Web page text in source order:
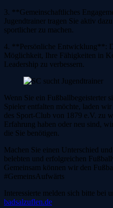
3. **Gemeinschaftliches
Jugendtrainer tragen Sie aktiv
sportlicher zu machen.
4. **Persönliche Entwicklung**:
Möglichkeit, Ihre Fähigkeiten in
Leadership zu verbessern.
Wenn Sie ein Fußballbegeisterter
Spieler entfalten möchte, laden
des Sport-Club von 1879 e.V. zu
Erfahrung haben oder neu sind,
die Sie benötigen.
Machen Sie einen Unterschied
belebten und erfolgreichen
Gemeinsam können wir den
#GemeinsAufwärts
Interessierte melden sich bitte bei
badsalzuflen.de